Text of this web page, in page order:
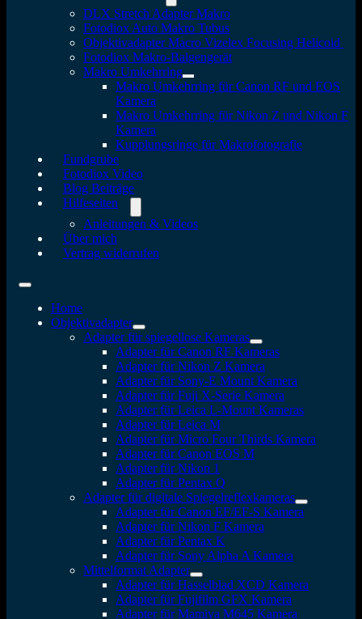
DLX Stretch Adapter Makro
Fotodiox Auto Makro Tubus
Objektivadapter Macro Vizelex Focusing Helicoid
Fotodiox Makro-Balgengerät
Makro Umkehrring
Makro Umkehrring für Canon RF und EOS
Kamera
Makro Umkehrring für Nikon Z und Nikon F
Kamera
Kupplungsringe für Makrofotografie
Fundgrube
Fotodiox Video
Blog Beiträge
Hilfeseiten
Anleitungen & Videos
Über mich
Vertrag widerrufen
Home
Objektivadapter
Adapter für spiegellose Kameras
Adapter für Canon RF Kameras
Adapter für Nikon Z Kamera
Adapter für Sony-E Mount Kamera
Adapter für Fuji X-Serie Kamera
Adapter für Leica L-Mount Kameras
Adapter für Leica M
Adapter für Micro Four Thirds Kamera
Adapter für Canon EOS M
Adapter für Nikon 1
Adapter für Pentax Q
Adapter für digitale Spiegelreflexkameras
Adapter für Canon EF/EF-S Kamera
Adapter für Nikon F Kamera
Adapter für Pentax K
Adapter für Sony Alpha A Kamera
Mittelformat Adapter
Adapter für Hasselblad XCD Kamera
Adapter für Fujifilm GFX Kamera
Adapter für Mamiya M645 Kamera